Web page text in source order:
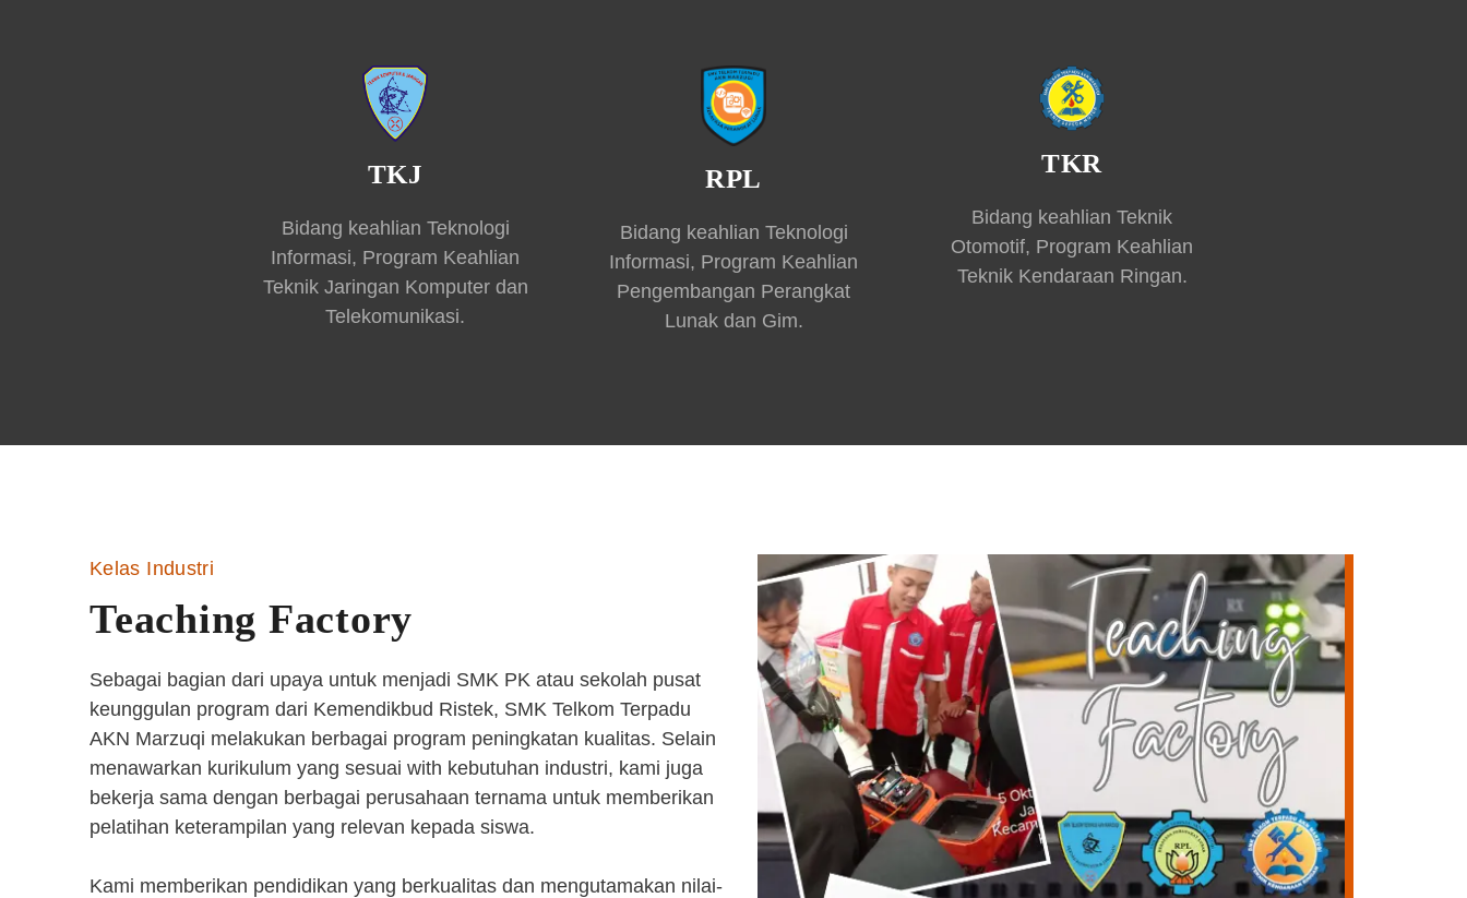
TKJ
Bidang keahlian Teknologi
Informasi, Program Keahlian
Teknik Jaringan Komputer dan
Telekomunikasi.
RPL
Bidang keahlian Teknologi
Informasi, Program Keahlian
Pengembangan Perangkat
Lunak dan Gim.
TKR
Bidang keahlian Teknik
Otomotif, Program Keahlian
Teknik Kendaraan Ringan.
Kelas Industri
Teaching Factory
Sebagai bagian dari upaya untuk menjadi SMK PK atau sekolah pusat
keunggulan program dari Kemendikbud Ristek, SMK Telkom Terpadu
AKN Marzuqi melakukan berbagai program peningkatan kualitas. Selain
menawarkan kurikulum yang sesuai with kebutuhan industri, kami juga
bekerja sama dengan berbagai perusahaan ternama untuk memberikan
pelatihan keterampilan yang relevan kepada siswa.
Kami memberikan pendidikan yang berkualitas dan mengutamakan nilai-